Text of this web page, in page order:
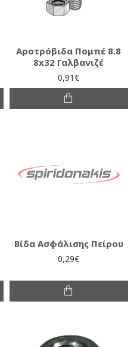
Αροτρόβιδα Πομπέ 8.8
8x32 Γαλβανιζέ
0,91€
Βίδα Ασφάλισης Πείρου
0,29€